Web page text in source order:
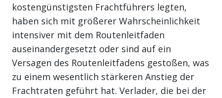
kostengünstigsten Frachtführers legten,
haben sich mit größerer Wahrscheinlichkeit
intensiver mit dem Routenleitfaden
auseinandergesetzt oder sind auf ein
Versagen des Routenleitfadens gestoßen, was
zu einem wesentlich stärkeren Anstieg der
Frachtraten geführt hat. Verlader, die bei der